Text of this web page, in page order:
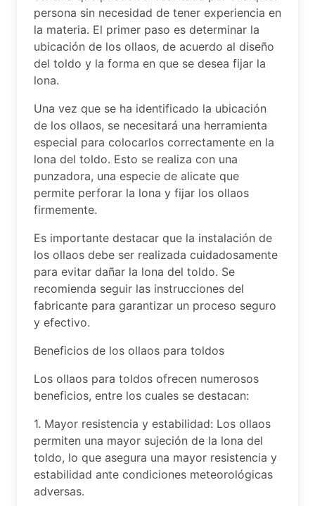
persona sin necesidad de tener experiencia en
la materia. El primer paso es determinar la
ubicación de los ollaos, de acuerdo al diseño
del toldo y la forma en que se desea fijar la
lona.
Una vez que se ha identificado la ubicación
de los ollaos, se necesitará una herramienta
especial para colocarlos correctamente en la
lona del toldo. Esto se realiza con una
punzadora, una especie de alicate que
permite perforar la lona y fijar los ollaos
firmemente.
Es importante destacar que la instalación de
los ollaos debe ser realizada cuidadosamente
para evitar dañar la lona del toldo. Se
recomienda seguir las instrucciones del
fabricante para garantizar un proceso seguro
y efectivo.
Beneficios de los ollaos para toldos
Los ollaos para toldos ofrecen numerosos
beneficios, entre los cuales se destacan:
1. Mayor resistencia y estabilidad: Los ollaos
permiten una mayor sujeción de la lona del
toldo, lo que asegura una mayor resistencia y
estabilidad ante condiciones meteorológicas
adversas.